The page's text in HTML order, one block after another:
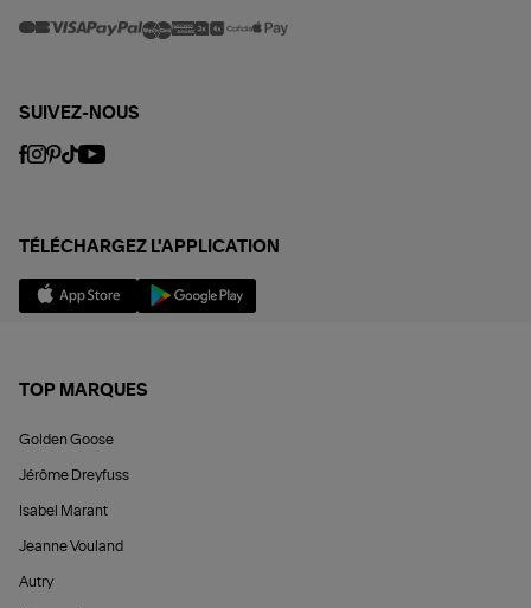
SUIVEZ-NOUS
TÉLÉCHARGEZ L'APPLICATION
TOP MARQUES
Golden Goose
Jérôme Dreyfuss
Isabel Marant
Jeanne Vouland
Autry